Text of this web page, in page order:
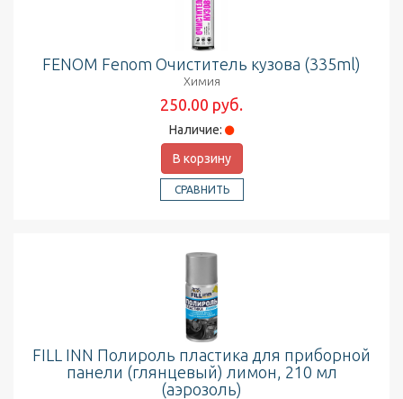
FENOM Fenom Очиститель кузова (335ml)
Химия
250.00 руб.
Наличие:
В корзину
СРАВНИТЬ
FILL INN Полироль пластика для приборной
панели (глянцевый) лимон, 210 мл
(аэрозоль)